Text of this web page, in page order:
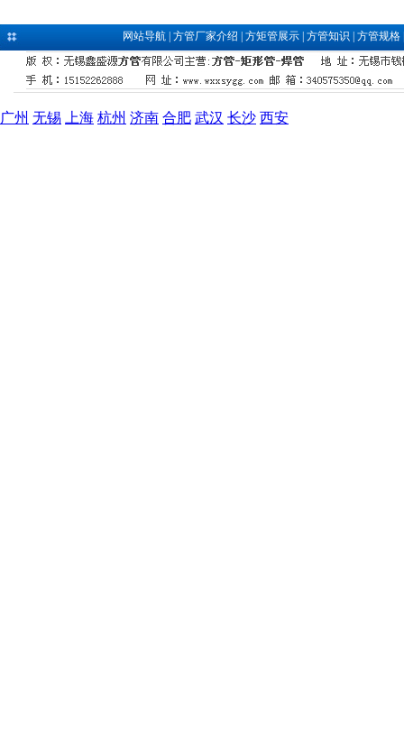
网站导航| 方管厂家介绍 方矩管展示| 方管知识 方管规格
广州 无锡 上海 杭州 济南 合肥 武汉 长沙 西安